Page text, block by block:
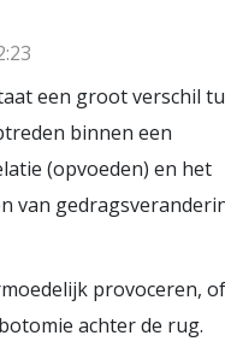
een groot verschil
binnen een
(opvoeden) en het
van
provoceren,
achter de rug.